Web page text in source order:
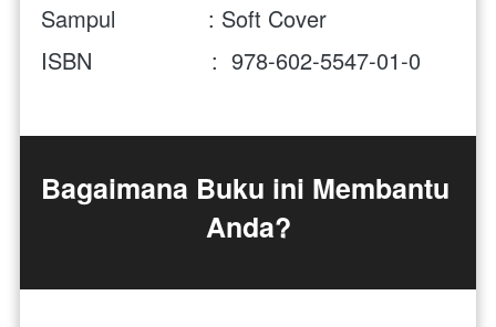
Sampul              : Soft Cover
ISBN                  : 978-602-5547-01-0
Bagaimana Buku ini Membantu
Anda?